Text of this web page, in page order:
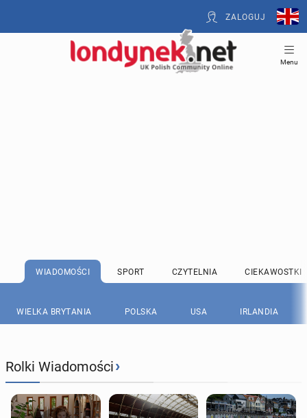
ZALOGUJ
Menu
WIADOMOŚCI SPORT CZYTELNIA CIEKAWOSTKI
WIELKA BRYTANIA POLSKA USA IRLANDIA
Rolki Wiadomości›